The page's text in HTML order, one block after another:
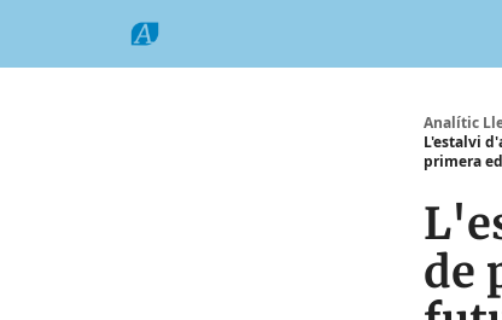
Analític
L'estalvi
primera
de